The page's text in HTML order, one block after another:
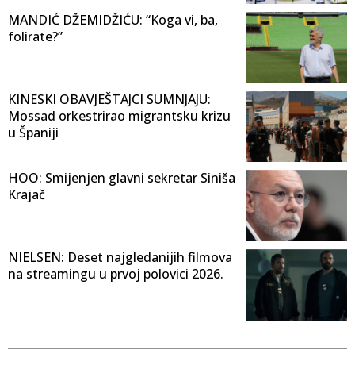
MANDIĆ DŽEMIDŽIĆU: “Koga vi, ba,
folirate?”
KINESKI OBAVJEŠTAJCI SUMNJAJU:
Mossad orkestrirao migrantsku krizu
u Španiji
HOO: Smijenjen glavni sekretar Siniša
Krajač
NIELSEN: Deset najgledanijih filmova
na streamingu u prvoj polovici 2026.